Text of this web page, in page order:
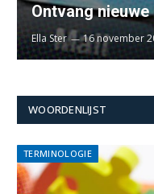
Ontvang
Ella Ster 16 november
WOORDENLIJST
TERMINOLOGIE